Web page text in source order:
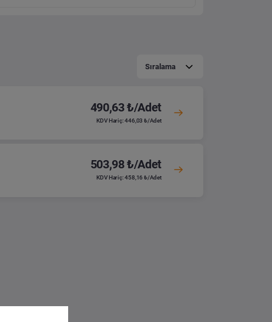
Sıralama
490,63 ₺/Adet
KDV Hariç: 446,03 ₺/Adet
503,98 ₺/Adet
KDV Hariç: 458,16 ₺/Adet